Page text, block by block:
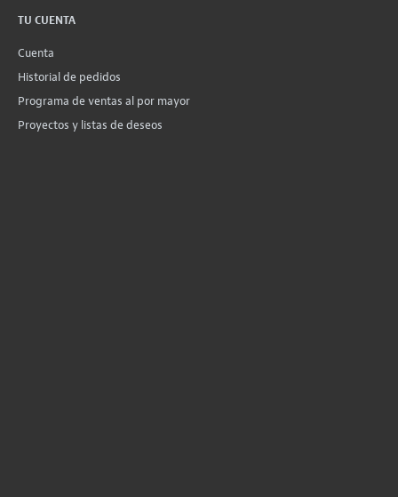
TU CUENTA
Cuenta
Historial de pedidos
Programa de ventas al por mayor
Proyectos y listas de deseos